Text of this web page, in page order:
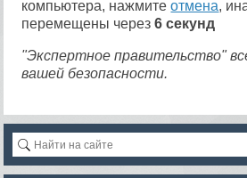
компьютера, нажмитеотмена,
перемещены через6 секунд
"Экспертное правительство"
вашей безопасности.